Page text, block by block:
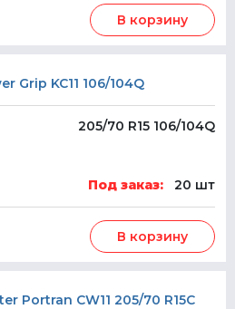
В корзину
Grip KC11 106/104Q
205/70 R15 106/104Q
Под заказ: 20 шт
В корзину
Portran CW11 205/70 R15C